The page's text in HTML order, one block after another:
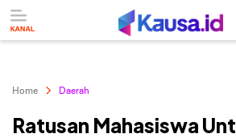
Home Daerah
Ratusan Mahasiswa